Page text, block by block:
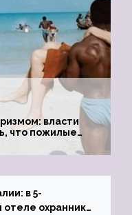
власти
что пожилые
чтобы
в 5-
отеле охранник